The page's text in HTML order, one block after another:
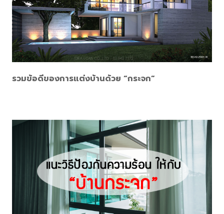
รวมข้อดีของการแต่งบ้านด้วย “กระจก”